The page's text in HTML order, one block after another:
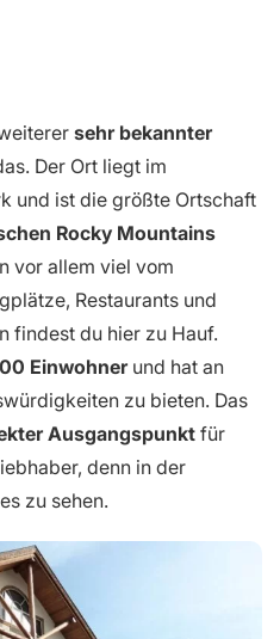
sehr bekannter
Der Ort liegt im
und ist die größte Ortschaft
Rocky Mountains
vor allem viel vom
Restaurants und
findest du hier zu Hauf.
Einwohnerund hat an
zu bieten. Das
Ausgangspunkt für
denn in der
zu sehen.